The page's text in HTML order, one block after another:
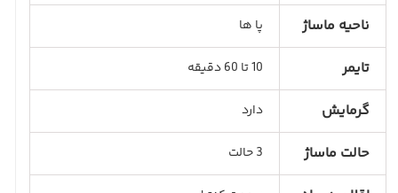
ناحیه ماساژ پا ها
تایمر 10 تا 60 دقیقه
گرمایش دارد
حالت ماساژ 3 حالت